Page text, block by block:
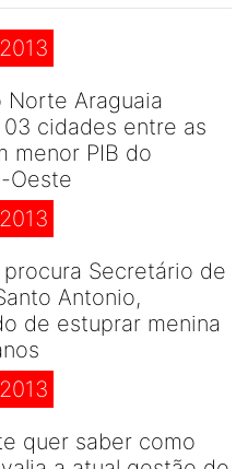
Norte Araguaia
cidades entre as
menor PIB do
Oeste
procura Secretário de
Antonio,
de estuprar menina
quer saber como